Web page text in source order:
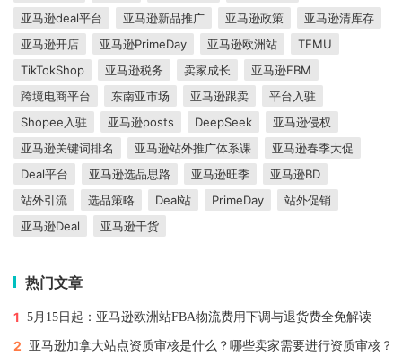
亚马逊deal平台
亚马逊新品推广 亚马逊政策
亚马逊清库存
亚马逊开店
亚马逊PrimeDay 亚马逊欧洲站
TEMU
TikTokShop
亚马逊税务 卖家成长
亚马逊FBM
跨境电商平台
东南亚市场 亚马逊跟卖
平台入驻
Shopee入驻
亚马逊posts DeepSeek
亚马逊侵权
亚马逊关键词排名
亚马逊站外推广体系课
亚马逊春季大促
Deal平台
亚马逊选品思路 亚马逊旺季
亚马逊BD
站外引流
选品策略 Deal站 PrimeDay
站外促销
亚马逊Deal
亚马逊干货
热门文章
1 5月15日起：亚马逊欧洲站FBA物流费用下调与退货费全免解读
2 亚马逊加拿大站点资质审核是什么？哪些卖家需要进行资质审核？